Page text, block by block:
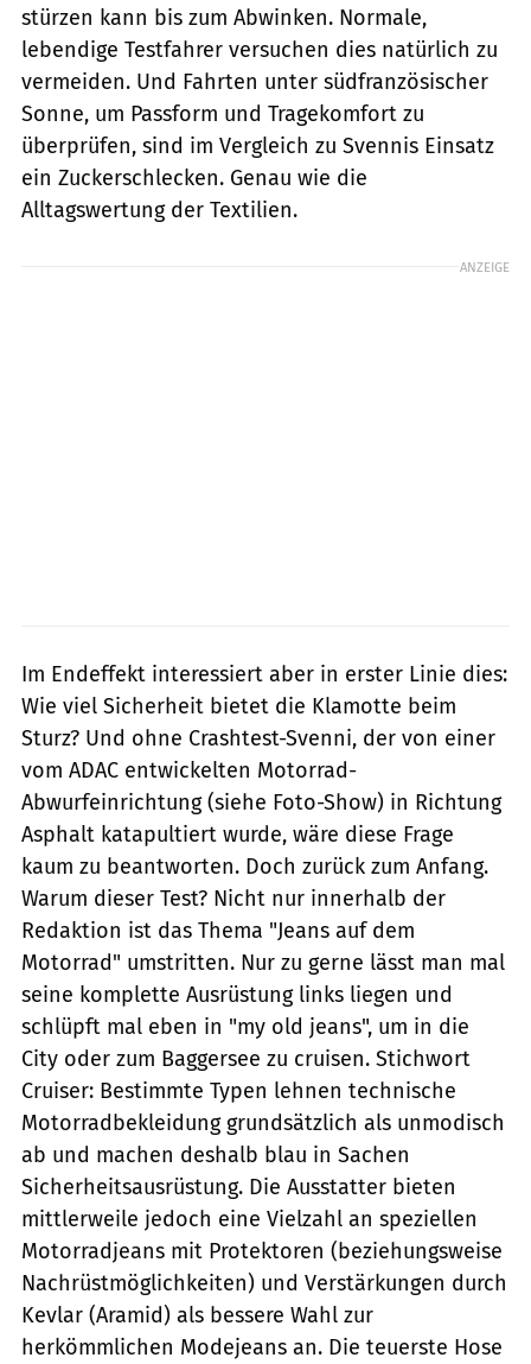
stürzen kann bis zum Abwinken. Normale,
lebendige Testfahrer versuchen dies natürlich zu
vermeiden. Und Fahrten unter südfranzösischer
Sonne, um Passform und Tragekomfort zu
überprüfen, sind im Vergleich zu Svennis Einsatz
ein Zuckerschlecken. Genau wie die
Alltagswertung der Textilien.
ANZEIGE
Im Endeffekt interessiert aber in erster Linie dies:
Wie viel Sicherheit bietet die Klamotte beim
Sturz? Und ohne Crashtest-Svenni, der von einer
vom ADAC entwickelten Motorrad-
Abwurfeinrichtung (siehe Foto-Show) in Richtung
Asphalt katapultiert wurde, wäre diese Frage
kaum zu beantworten. Doch zurück zum Anfang.
Warum dieser Test? Nicht nur innerhalb der
Redaktion ist das Thema "Jeans auf dem
Motorrad" umstritten. Nur zu gerne lässt man mal
seine komplette Ausrüstung links liegen und
schlüpft mal eben in "my old jeans", um in die
City oder zum Baggersee zu cruisen. Stichwort
Cruiser: Bestimmte Typen lehnen technische
Motorradbekleidung grundsätzlich als unmodisch
ab und machen deshalb blau in Sachen
Sicherheitsausrüstung. Die Ausstatter bieten
mittlerweile jedoch eine Vielzahl an speziellen
Motorradjeans mit Protektoren (beziehungsweise
Nachrüstmöglichkeiten) und Verstärkungen durch
Kevlar (Aramid) als bessere Wahl zur
herkömmlichen Modejeans an. Die teuerste Hose